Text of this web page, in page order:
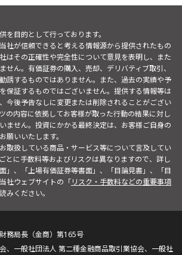
を目的として行っております。
社が信頼できると考える情報源から提供されたもの
はその正確性や完全性について意見を表明し、また
せん。有価証券の購入、売却、デリバティブ取引、
誘するものではありません。また、過去の実績や予
保証するものではございません。提供する情報等は
今後予告なしに変更または削除されることがござい
の内容に依拠してお客様が取った行動の結果に対し
ません。投資にかかる最終決定は、お客様ご自身の
願いいたします。
取扱している商品・サービス等について言及してい
とに手数料等およびリスクは異なりますので、詳し
」、「上場有価証券等書面」、「目論見書」、「目
社ウェブサイトの「リスク・手数料などの重要事項
みください。
務局長（金商）第165号
、一般社団法人 第二種金融商品取引業協会、一般社